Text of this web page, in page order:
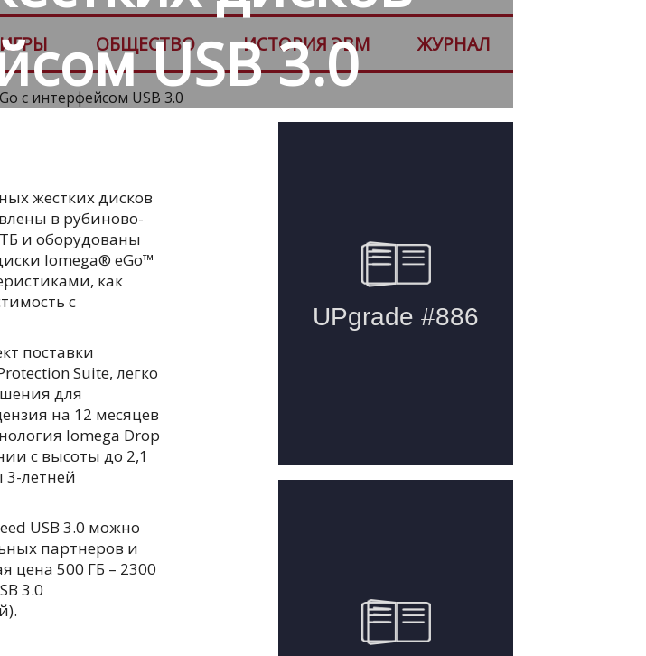
ИГРЫ ОБЩЕСТВО ИСТОРИЯ ЭВМ ЖУРНАЛ
USB 3.0
жестких дисков
в рубиново-
и оборудованы
Iomega® eGo™
как
с
поставки
Suite, легко
для
на 12 месяцев
Iomega Drop
с высоты до 2,1
летней
USB 3.0 можно
партнеров и
цена 500 ГБ – 2300
3.0